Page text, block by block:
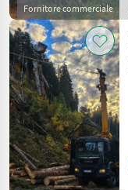
Fornitore commerciale